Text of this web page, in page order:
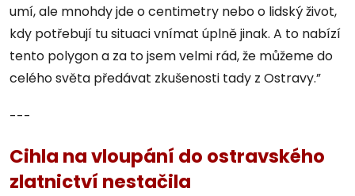
umí, ale mnohdy jde o centimetry nebo o lidský život,
kdy potřebují tu situaci vnímat úplně jinak. A to nabízí
tento polygon a za to jsem velmi rád, že můžeme do
celého světa předávat zkušenosti tady z Ostravy.”
---
Cihla na vloupání do ostravského
zlatnictví nestačila